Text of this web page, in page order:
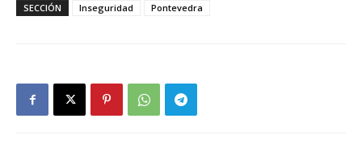
SECCIÓN Inseguridad Pontevedra